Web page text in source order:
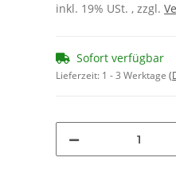
inkl. 19% USt. , zzgl.
Sofort verfügbar
Lieferzeit: 1 - 3 Werktage